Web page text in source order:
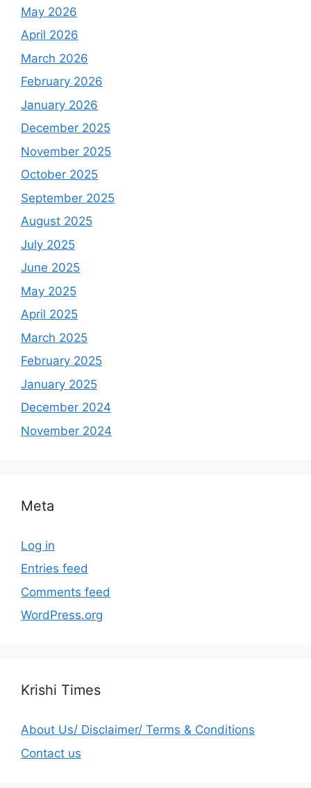
May 2026
April 2026
March 2026
February 2026
January 2026
December 2025
November 2025
October 2025
September 2025
August 2025
July 2025
June 2025
May 2025
April 2025
March 2025
February 2025
January 2025
December 2024
November 2024
Meta
Log in
Entries feed
Comments feed
WordPress.org
Krishi Times
About Us/ Disclaimer/ Terms & Conditions
Contact us